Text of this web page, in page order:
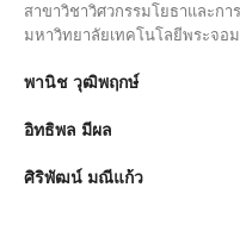
สาขาวิชาวิศวกรรมโยธาและก
มหาวิทยาลัยเทคโนโลยีพระจอ
พานิช วุฒิพฤกษ์
อิทธิพล มีผล
ศิริพัฒน์ มณีแก้ว